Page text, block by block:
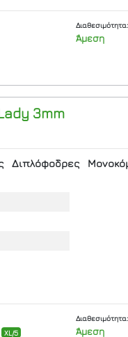
Διαθεσιμότητα:
Άμεση
3mm
Διπλόφοδρες
XL/5
Διαθεσιμότητα:
Άμεση